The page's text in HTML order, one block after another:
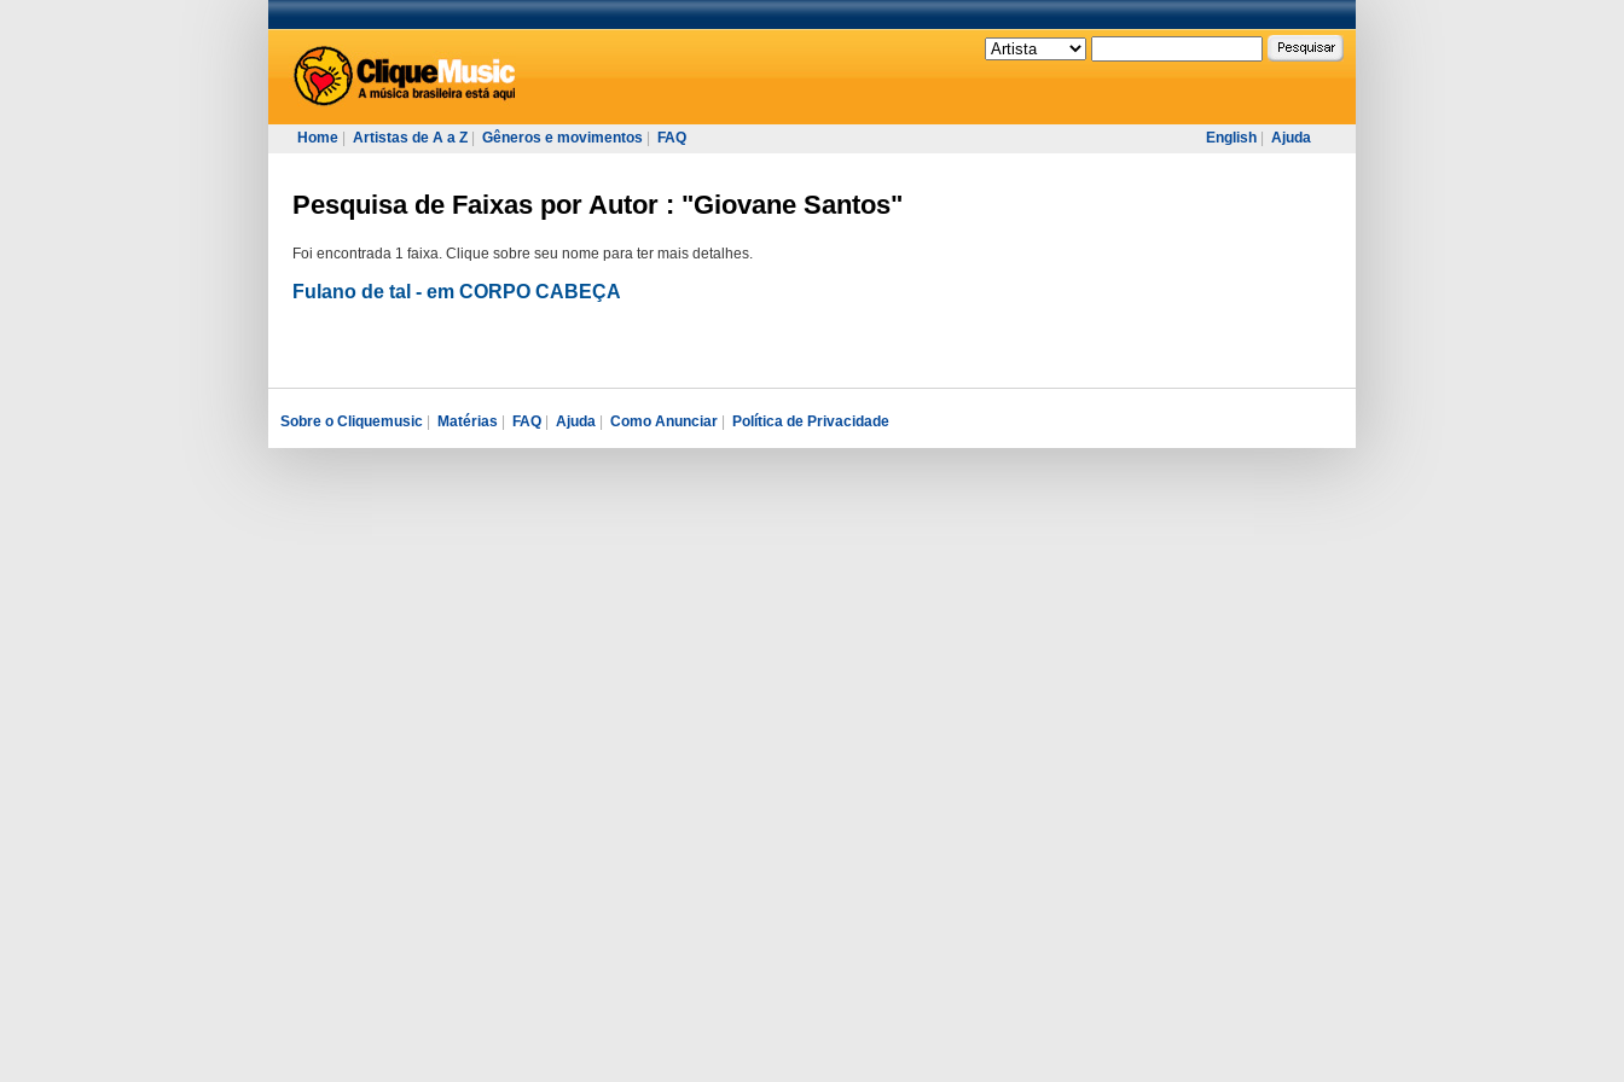
Home Artistas de A a Z Gêneros e movimentos FAQ English Ajuda
Pesquisa de Faixas por Autor : "Giovane Santos"
Foi encontrada 1 faixa. Clique sobre seu nome para ter mais detalhes.
Fulano de tal - em CORPO CABEÇA
Sobre o Cliquemusic | Matérias | FAQ | Ajuda | Como Anunciar | Política de Privacidade